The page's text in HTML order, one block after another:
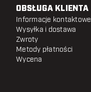
OBSŁUGA KLIENTA
Informacje kontaktowe
Wysyłka i dostawa
Zwroty
Metody płatności
Wycena